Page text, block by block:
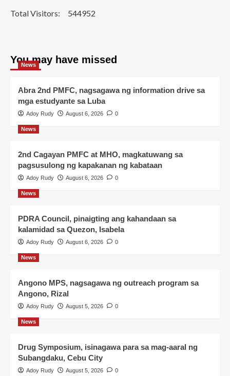
Total Visitors: 544952
You may have missed
News
Abra 2nd PMFC, nagsagawa ng information drive sa
mga estudyante sa Luba
Adoy Rudy August 6, 2026 0
News
2nd Cagayan PMFC at MHO, magkatuwang sa
pagsusulong ng kapakanan ng kabataan
Adoy Rudy August 6, 2026 0
News
PDRA Council, pinaigting ang kahandaan sa
kalamidad sa Quezon, Isabela
Adoy Rudy August 6, 2026 0
News
Angono MPS, nagsagawa ng outreach program sa
Angono, Rizal
Adoy Rudy August 5, 2026 0
News
Drug Symposium, isinagawa para sa mag-aaral ng
Subangdaku, Cebu City
Adoy Rudy August 5, 2026 0